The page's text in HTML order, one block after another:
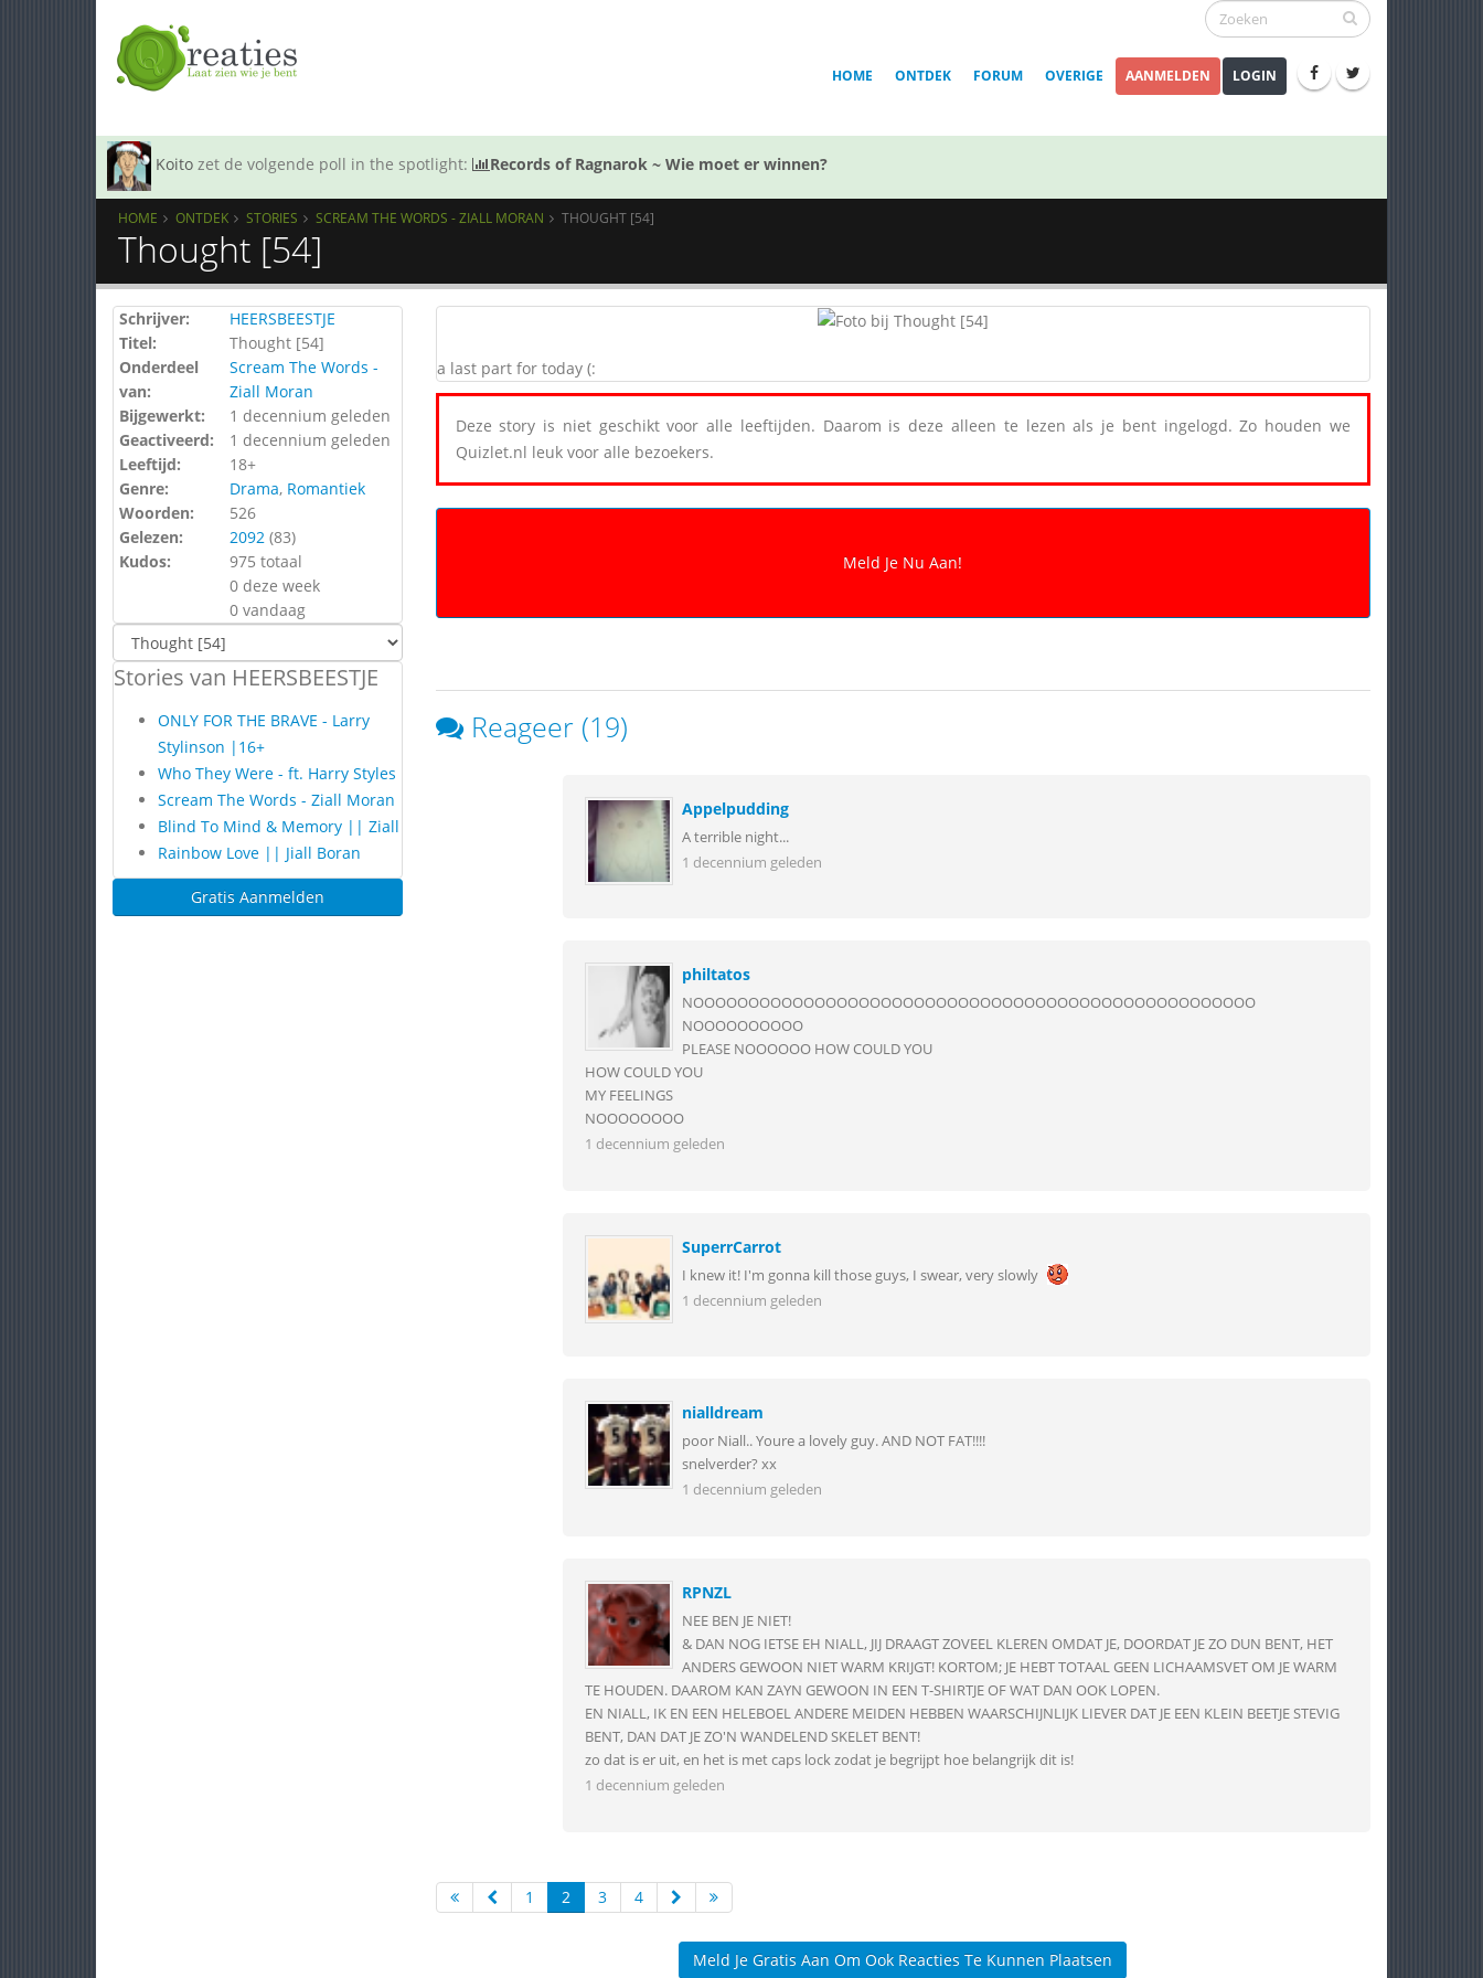
HOME ONTDEK FORUM OVERIGE AANMELDEN LOGIN
Koito zet de volgende poll in the spotlight: Records of Ragnarok ~ Wie moet er winnen?
HOME ONTDEK STORIES SCREAM THE WORDS - ZIALL MORAN THOUGHT [54]
Thought [54]
Schrijver:
HEERSBEESTJE
Titel:
Thought [54]
Onderdeel
van:
Scream The Words -
Ziall Moran
Bijgewerkt:
1 decennium geleden
Geactiveerd:
1 decennium geleden
Leeftijd:
18+
Genre:
Drama, Romantiek
Woorden:
526
Gelezen:
2092 (83)
Kudos:
975 totaal
0 deze week
0 vandaag
Stories van HEERSBEESTJE
ONLY FOR THE BRAVE - Larry
Stylinson |16+
Who They Were - ft. Harry Styles
Scream The Words - Ziall Moran
Blind To Mind & Memory || Ziall
Rainbow Love || Jiall Boran
Gratis Aanmelden
a last part for today (:
Deze story is niet geschikt voor alle leeftijden. Daarom is deze alleen te lezen als je bent ingelogd. Zo houden we
Quizlet.nl leuk voor alle bezoekers.
Reageer (19)
Appelpudding
A terrible night...
1 decennium geleden
philtatos
NOOOOOOOOOOOOOOOOOOOOOOOOOOOOOOOOOOOOOOOOOOOOOOOOOOO
NOOOOOOOOOO
PLEASE NOOOOOO HOW COULD YOU
HOW COULD YOU
MY FEELINGS
NOOOOOOOO
1 decennium geleden
SuperrCarrot
I knew it! I'm gonna kill those guys, I swear, very slowly
1 decennium geleden
nialldream
poor Niall.. Youre a lovely guy. AND NOT FAT!!!!
snelverder? xx
1 decennium geleden
RPNZL
NEE BEN JE NIET!
& DAN NOG IETSE EH NIALL, JIJ DRAAGT ZOVEEL KLEREN OMDAT JE, DOORDAT JE ZO DUN BENT, HET
ANDERS GEWOON NIET WARM KRIJGT! KORTOM; JE HEBT TOTAAL GEEN LICHAAMSVET OM JE WARM
TE HOUDEN. DAAROM KAN ZAYN GEWOON IN EEN T-SHIRTJE OF WAT DAN OOK LOPEN.
EN NIALL, IK EN EEN HELEBOEL ANDERE MEIDEN HEBBEN WAARSCHIJNLIJK LIEVER DAT JE EEN KLEIN BEETJE STEVIG
BENT, DAN DAT JE ZO'N WANDELEND SKELET BENT!
zo dat is er uit, en het is met caps lock zodat je begrijpt hoe belangrijk dit is!
1 decennium geleden
1 2 3 4
Meld Je Gratis Aan Om Ook Reacties Te Kunnen Plaatsen